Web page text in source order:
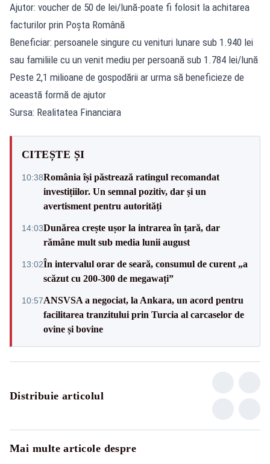
Ajutor: voucher de 50 de lei/lună-poate fi folosit la achitarea
facturilor prin Poșta Română
Beneficiar: persoanele singure cu venituri lunare sub 1.940 lei
sau familiile cu un venit mediu per persoană sub 1.784 lei/lună
Peste 2,1 milioane de gospodării ar urma să beneficieze de
această formă de ajutor
Sursa: Realitatea Financiara
CITEȘTE ȘI
10:38România își păstrează ratingul recomandat
investițiilor. Un semnal pozitiv, dar și un
avertisment pentru autorități
14:03Dunărea crește ușor la intrarea în țară, dar
rămâne mult sub media lunii august
13:02În intervalul orar de seară, consumul de curent „a
scăzut cu 200-300 de megawați”
10:57ANSVSA a negociat, la Ankara, un acord pentru
facilitarea tranzitului prin Turcia al carcaselor de
ovine și bovine
Distribuie articolul
Mai multe articole despre